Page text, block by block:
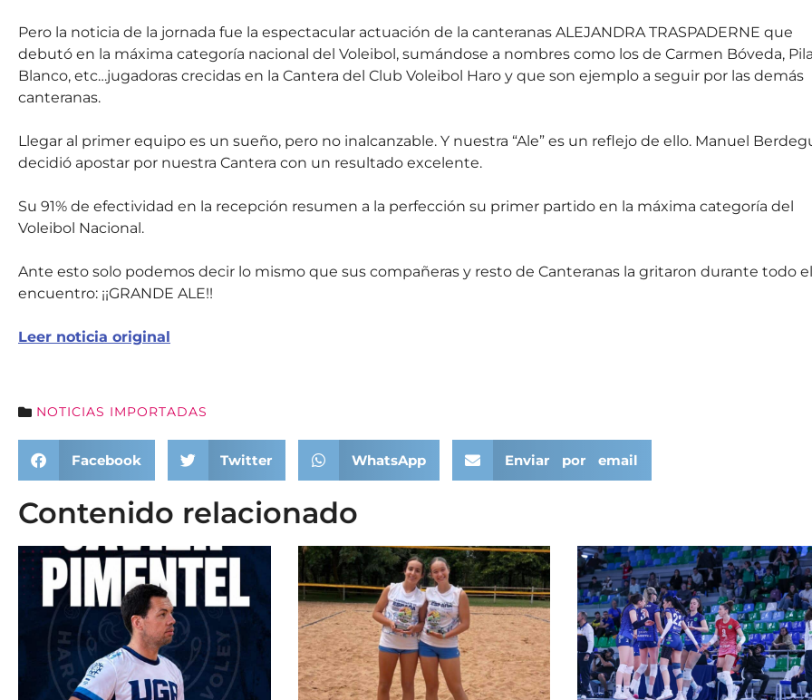
Pero la noticia de la jornada fue la espectacular actuación de la canteranas ALEJANDRA TRASPADERNE que
debutó en la máxima categoría nacional del Voleibol, sumándose a nombres como los de Carmen Bóveda,
Blanco, etc…jugadoras crecidas en la Cantera del Club Voleibol Haro y que son ejemplo a seguir por las demás
canteranas.
Llegar al primer equipo es un sueño, pero no inalcanzable. Y nuestra “Ale” es un reflejo de ello. Manuel
decidió apostar por nuestra Cantera con un resultado excelente.
Su 91% de efectividad en la recepción resumen a la perfección su primer partido en la máxima categoría del
Voleibol Nacional.
Ante esto solo podemos decir lo mismo que sus compañeras y resto de Canteranas la gritaron durante todo el
encuentro: ¡¡GRANDE ALE!!
Leer noticia original
NOTICIAS IMPORTADAS
Facebook Twitter WhatsApp Enviar por email
Contenido relacionado